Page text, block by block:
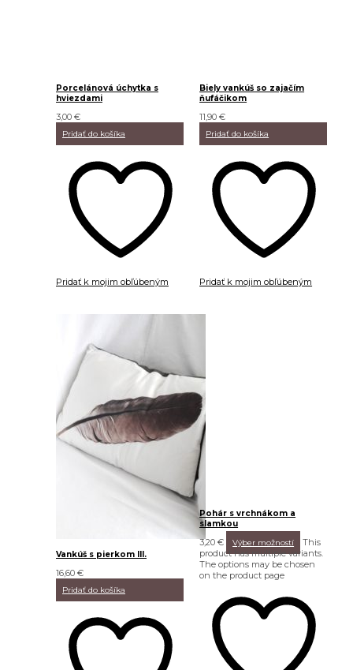
Porcelánová úchytka s
hviezdami
3,00 €
Pridať do košíka
Pridať k mojim obľúbeným
Biely vankúš so zajačím
ňufáčikom
11,90€
Pridať do košíka
Pridať k mojim obľúbeným
Vankúš s pierkom III.
16,60 €
Pridať do košíka
Pohár s vrchnákom a
slamkou
3,20€ Výber možností
This
product has multiple variants.
The options may be chosen
on the product page